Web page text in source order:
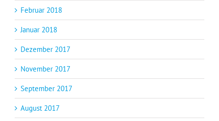
Februar 2018
Januar 2018
Dezember 2017
November 2017
September 2017
August 2017